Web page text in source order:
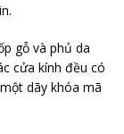
gỗ và phủ da
cửa kính đều có
dãy khóa mã